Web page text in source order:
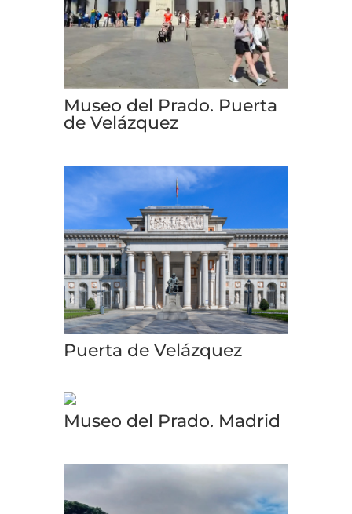
Museo del Prado. Puerta
de Velázquez
Puerta de Velázquez
Museo del Prado. Madrid